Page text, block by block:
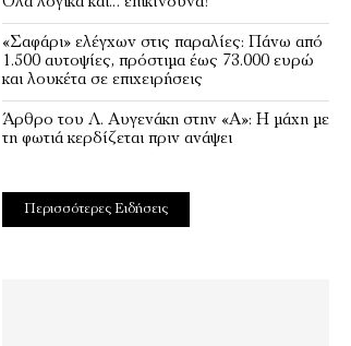
«Σαφάρι» ελέγχων στις παραλίες: Πάνω από
1.500 αυτοψίες, πρόστιμα έως 73.000 ευρώ
και λουκέτα σε επιχειρήσεις
Άρθρο του Λ. Αυγενάκη στην «Α»: Η μάχη με
τη φωτιά κερδίζεται πριν ανάψει
Περισσότερες Ειδήσεις